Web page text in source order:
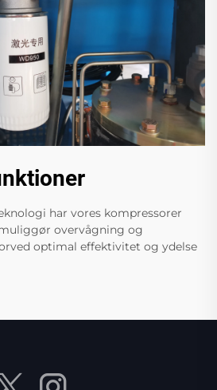
har vores kompressorer
overvågning og
optimal effektivitet og ydelse